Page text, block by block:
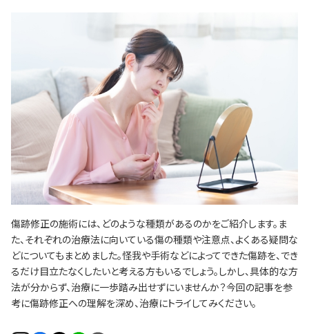
傷跡修正の施術には、どのような種類があるのかをご紹介します。ま
た、それぞれの治療法に向いている傷の種類や注意点、よくある疑問な
どについてもまとめました。怪我や手術などによってできた傷跡を、でき
るだけ目立たなくしたいと考える方もいるでしょう。しかし、具体的な方
法が分からず、治療に一歩踏み出せずにいませんか？今回の記事を参
考に傷跡修正への理解を深め、治療にトライしてみください。